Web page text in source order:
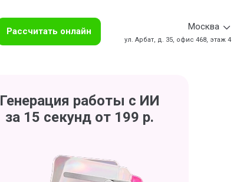
Рассчитать онлайн Москва
ул. Арбат, д. 35, офис 468, этаж 4
Генерация работы с ИИ
за 15 секунд от 199 р.